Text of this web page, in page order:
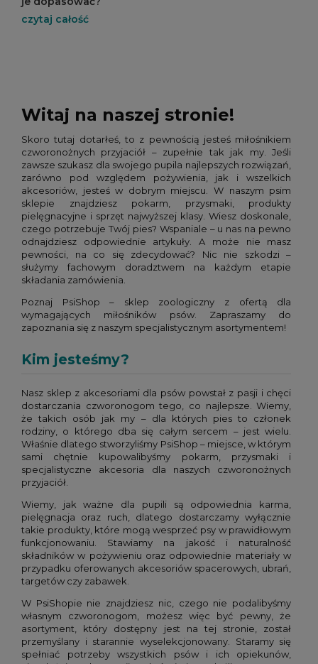
czytaj całość
Witaj na naszej stronie!
Skoro tutaj dotarłeś, to z pewnością jesteś miłośnikiem
czworonożnych przyjaciół – zupełnie tak jak my. Jeśli
zawsze szukasz dla swojego pupila najlepszych rozwiązań,
zarówno pod względem pożywienia, jak i wszelkich
akcesoriów, jesteś w dobrym miejscu. W naszym psim
sklepie znajdziesz pokarm, przysmaki, produkty
pielęgnacyjne i sprzęt najwyższej klasy. Wiesz doskonale,
czego potrzebuje Twój pies? Wspaniale – u nas na pewno
odnajdziesz odpowiednie artykuły. A może nie masz
pewności, na co się zdecydować? Nic nie szkodzi –
służymy fachowym doradztwem na każdym etapie
składania zamówienia.
Poznaj PsiShop – sklep zoologiczny z ofertą dla
wymagających miłośników psów. Zapraszamy do
zapoznania się z naszym specjalistycznym asortymentem!
Kim jesteśmy?
Nasz sklep z akcesoriami dla psów powstał z pasji i chęci
dostarczania czworonogom tego, co najlepsze. Wiemy,
że takich osób jak my – dla których pies to członek
rodziny, o którego dba się całym sercem – jest wielu.
Właśnie dlatego stworzyliśmy PsiShop – miejsce, w którym
sami chętnie kupowalibyśmy pokarm, przysmaki i
specjalistyczne akcesoria dla naszych czworonożnych
przyjaciół.
Wiemy, jak ważne dla pupili są odpowiednia karma,
pielęgnacja oraz ruch, dlatego dostarczamy wyłącznie
takie produkty, które mogą wesprzeć psy w prawidłowym
funkcjonowaniu. Stawiamy na jakość i naturalność
składników w pożywieniu oraz odpowiednie materiały w
przypadku oferowanych akcesoriów spacerowych, ubrań,
targetów czy zabawek.
W PsiShopie nie znajdziesz nic, czego nie podalibyśmy
własnym czworonogom, możesz więc być pewny, że
asortyment, który dostępny jest na tej stronie, został
przemyślany i starannie wyselekcjonowany. Staramy się
spełniać potrzeby wszystkich psów i ich opiekunów,